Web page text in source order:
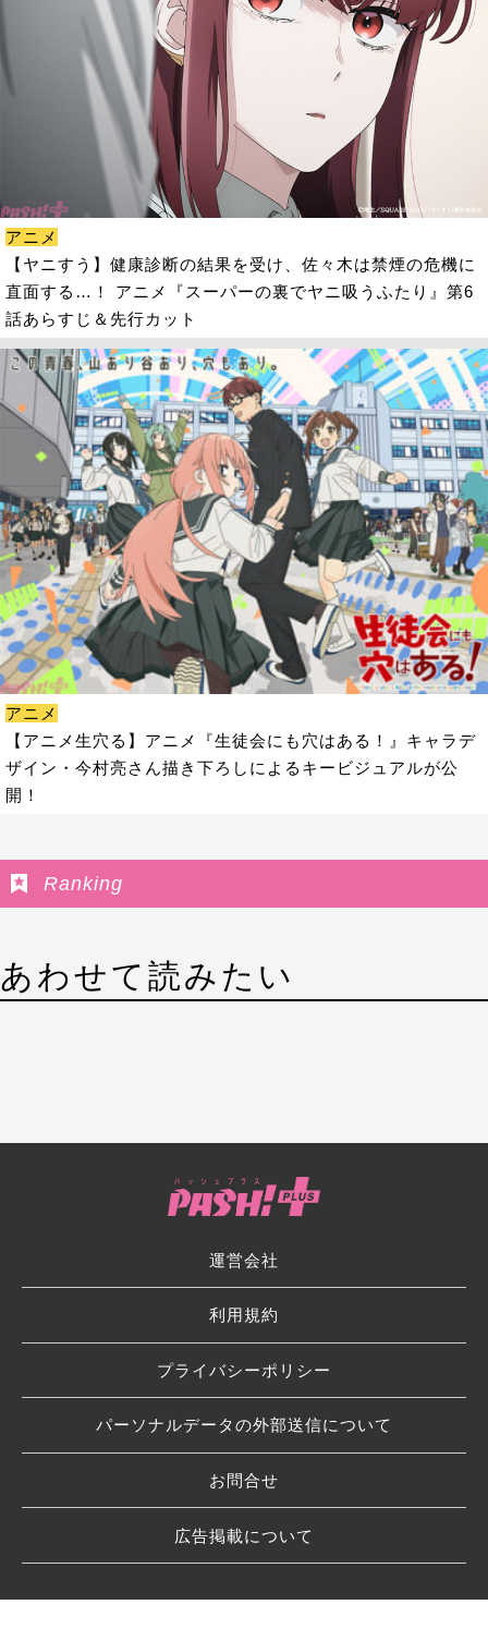
アニメ
【ヤニすう】健康診断の結果を受け、佐々木は禁煙の危機に
直面する…！ アニメ『スーパーの裏でヤニ吸うふたり』第6
話あらすじ＆先行カット
アニメ
【アニメ生穴る】アニメ『生徒会にも穴はある！』キャラデ
ザイン・今村亮さん描き下ろしによるキービジュアルが公
開！
Ranking
あわせて読みたい
運営会社
利用規約
プライバシーポリシー
パーソナルデータの外部送信について
お問合せ
広告掲載について